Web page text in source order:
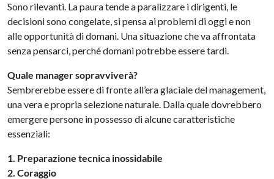
Sono rilevanti. La paura tende a paralizzare i dirigenti, le
decisioni sono congelate, si pensa ai problemi di oggi e non
alle opportunità di domani. Una situazione che va affrontata
senza pensarci, perché domani potrebbe essere tardi.
Quale manager sopravviverà?
Sembrerebbe essere di fronte all’era glaciale del management,
una vera e propria selezione naturale. Dalla quale dovrebbero
emergere persone in possesso di alcune caratteristiche
essenziali:
1. Preparazione tecnica inossidabile
2. Coraggio